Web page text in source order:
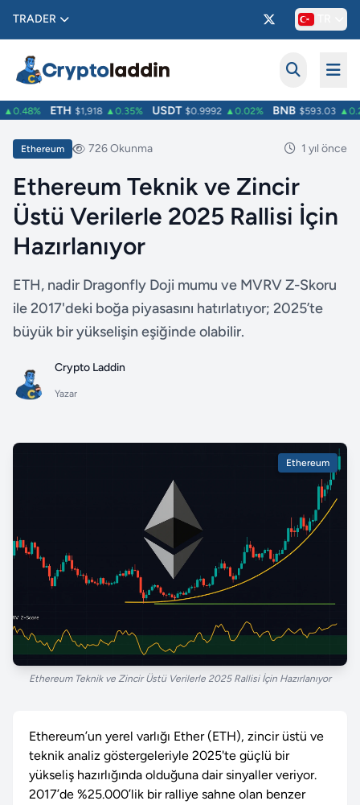
TRADER
ETH $1,918 ▲0.35% USDT $0.9992 ▲0.02% BNB $593.03
Ethereum 726 Okunma 1 yıl önce
Ethereum Teknik ve Zincir
Üstü Verilerle 2025 Rallisi İçin
Hazırlanıyor
ETH, nadir Dragonfly Doji mumu ve MVRV Z-Skoru
ile 2017'deki boğa piyasasını hatırlatıyor; 2025’te
büyük bir yükselişin eşiğinde olabilir.
Crypto Laddin
Yazar
Ethereum
Ethereum Teknik ve Zincir Üstü Verilerle 2025 Rallisi İçin Hazırlanıyor
Ethereum’un yerel varlığı Ether (ETH), zincir üstü ve
teknik analiz göstergeleriyle 2025'te güçlü bir
yükseliş hazırlığında olduğuna dair sinyaller veriyor.
2017’de %25.000’lik bir ralliye sahne olan benzer